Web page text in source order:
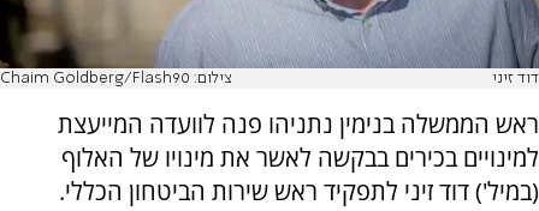
דוד זיני צילום: Chaim Goldberg/Flash90
ראש הממשלה בנימין נתניהו פנה לוועדה המייעצת
למינויים בכירים בבקשה לאשר את מינויו של האלוף
(במיל') דוד זיני לתפקיד ראש שירות הביטחון הכללי.